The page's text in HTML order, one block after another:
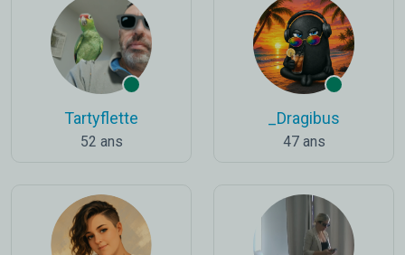
Tartyflette
52 ans
_Dragibus
47 ans